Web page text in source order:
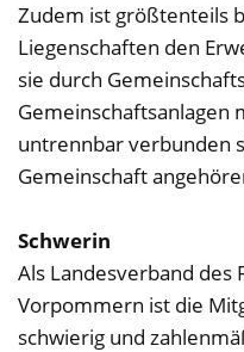
Zudem ist größtenteils
Liegenschaften den
sie durch
Gemeinschaftsanlagen
untrennbar verbunden
Gemeinschaft
Schwerin
Als Landesverband des
Vorpommern ist die
schwierig und